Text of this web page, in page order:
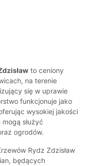
to ceniony
na terenie
się w uprawie
funkcjonuje jako
wysokiej jakości
służyć
ogrodów.
Rydz Zdzisław
będących